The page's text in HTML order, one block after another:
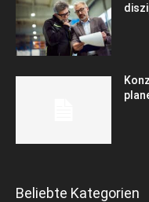
Beliebte Kategorien